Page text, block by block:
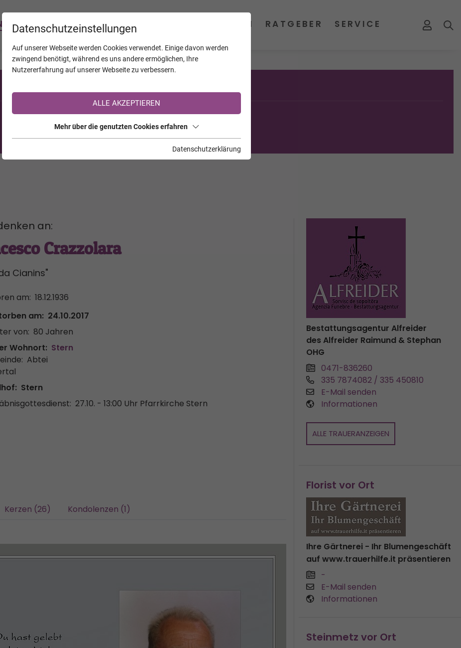
Sie sind noch nicht auf TrauerHilfe.it registriert?
>> zur kostenlosen Registrierung <<
an:
Crazzolara
Cianins"
am: 18.12.1936
am: 24.10.2017
von: 80 Jahren
Wohnort: Stern
Abtei
Stern
27.10. - 13:00 Uhr Pfarrkirche Stern
Kerzen (26) Kondolenzen (1)
Bestattungsagentur Alfreider
des Alfreider Raimund & Stephan
OHG
0471-836260
335 7874082 / 335 450810
E-Mail senden
Informationen
ALLE TRAUERANZEIGEN
Florist vor Ort
Ihre Gärtnerei - Ihr Blumengeschäft
auf www.trauerhilfe.it präsentieren
-
E-Mail senden
Informationen
Steinmetz vor Ort
Datenschutzeinstellungen
Auf unserer Webseite werden Cookies verwendet. Einige davon werden
zwingend benötigt, während es uns andere ermöglichen, Ihre
Nutzererfahrung auf unserer Webseite zu verbessern.
ALLE AKZEPTIEREN
Mehr über die genutzten Cookies erfahren
Datenschutzerklärung
KALENDER JAHRESTAGE UNTERNEHMEN RATGEBER SERVICE